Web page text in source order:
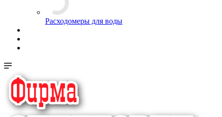
Расходомеры для воды